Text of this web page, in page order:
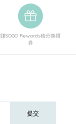
賺SOGO Rewards積分換禮
券
提交